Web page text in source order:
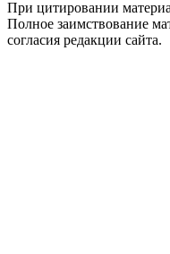
При цитировании
Полное заимствование
согласия редакции сайта.